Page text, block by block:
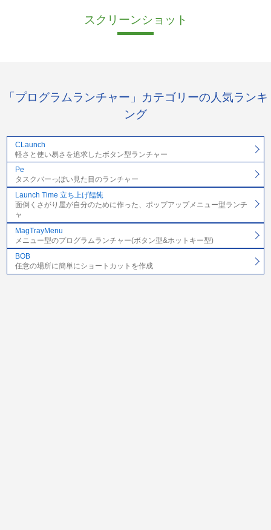
スクリーンショット
「プログラムランチャー」カテゴリーの人気ランキ
ング
CLaunch
軽さと使い易さを追求したボタン型ランチャー
Pe
タスクバーっぽい見た目のランチャー
Launch Time 立ち上げ饂飩
面倒くさがり屋が自分のために作った、ポップアップメニュー型ランチ
ャ
MagTrayMenu
メニュー型のプログラムランチャー(ボタン型&ホットキー型)
BOB
任意の場所に簡単にショートカットを作成